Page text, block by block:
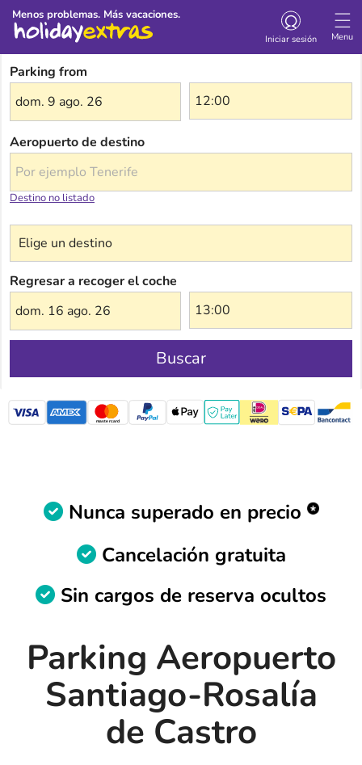
Menu
Iniciar sesión
Menos problemas. Más vacaciones.
Parking from
dom. 9 ago. 26
Aeropuerto de destino
Destino no listado
Regresar a recoger el coche
dom. 16 ago. 26
Buscar
mastercard
Nunca superado en precio
Cancelación gratuita
Sin cargos de reserva ocultos
Parking Aeropuerto
Santiago-Rosalía
de Castro